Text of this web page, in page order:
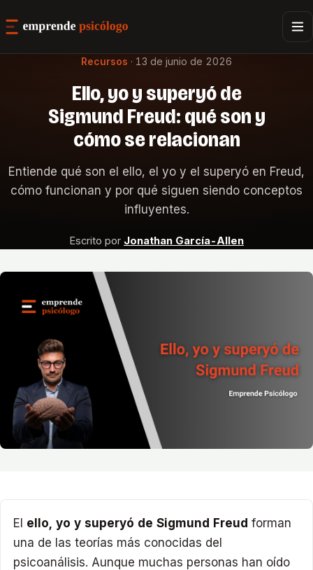
Recursos · 13 de junio de 2026
Ello, yo y superyó de
Sigmund Freud: qué son y
cómo se relacionan
Entiende qué son el ello, el yo y el superyó en Freud,
cómo funcionan y por qué siguen siendo conceptos
influyentes.
Escrito por Jonathan García-Allen
El ello, yo y superyó de Sigmund Freud forman
una de las teorías más conocidas del
psicoanálisis. Aunque muchas personas han oído